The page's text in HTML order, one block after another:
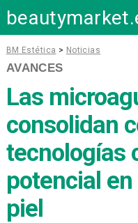
BM Estética > Noticias
AVANCES
Las
consolidan
tecnologías
potencial
piel